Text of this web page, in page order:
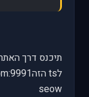
seow